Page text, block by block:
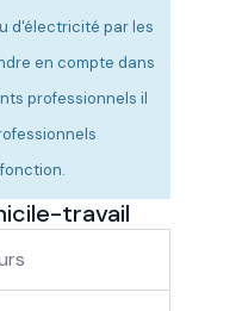
d'électricité par les
en compte dans
professionnels il
travail